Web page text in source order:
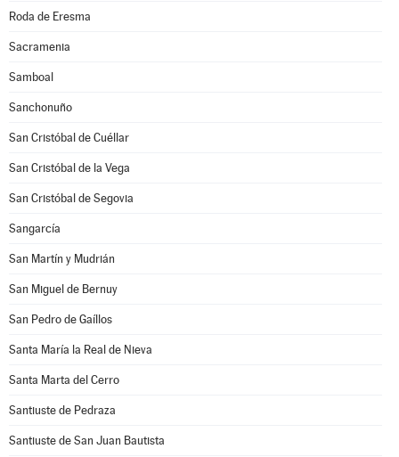
Roda de Eresma
Sacramenia
Samboal
Sanchonuño
San Cristóbal de Cuéllar
San Cristóbal de la Vega
San Cristóbal de Segovia
Sangarcía
San Martín y Mudrián
San Miguel de Bernuy
San Pedro de Gaíllos
Santa María la Real de Nieva
Santa Marta del Cerro
Santiuste de Pedraza
Santiuste de San Juan Bautista